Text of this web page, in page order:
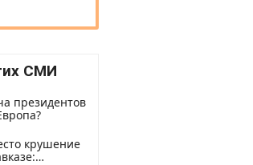
СМИ
президентов
крушение